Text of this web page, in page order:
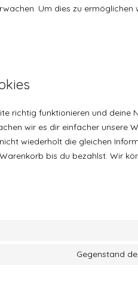
Um dies zu ermöglichen
richtig funktionieren und deine
wir es dir einfacher unsere
wiederholt die gleichen
bis du bezahlst. Wir
Gegenstand